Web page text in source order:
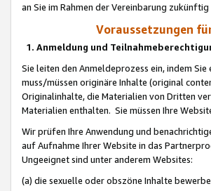
an Sie im Rahmen der Vereinbarung
Voraussetzungen
1. Anmeldung und
Sie leiten den Anmeldeprozess ein, indem
muss/müssen originäre Inhalte (original
Originalinhalte, die Materialien von Dritten
Materialien enthalten. Sie müssen Ihre
Wir prüfen Ihre Anwendung und
auf Aufnahme Ihrer Website in das
Ungeeignet sind unter anderem Websites:
(a) die sexuelle oder obszöne Inhalte